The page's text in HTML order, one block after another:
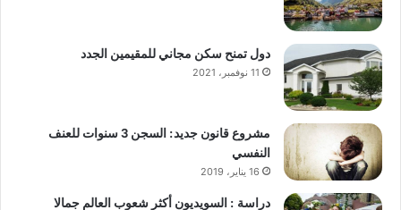
دول تمنح سكن مجاني للمقيمين الجدد
11 نوفمبر، 2021
مشروع قانون جديد: السجن 3 سنوات للعنف
النفسي
16 يناير، 2019
دراسة : السويديون أكثر شعوب العالم جمالا